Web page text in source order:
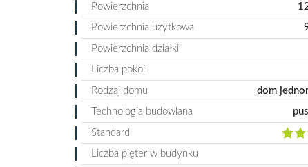
Powierzchnia
Powierzchnia użytkowa
Powierzchnia działki
Liczba pokoi
Rodzaj domu dom
Technologia budowlana
Standard
Liczba pięter w budynku